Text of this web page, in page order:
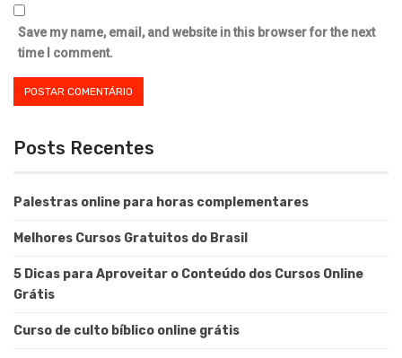
Save my name, email, and website in this browser for the next
time I comment.
Posts Recentes
Palestras online para horas complementares
Melhores Cursos Gratuitos do Brasil
5 Dicas para Aproveitar o Conteúdo dos Cursos Online
Grátis
Curso de culto bíblico online grátis